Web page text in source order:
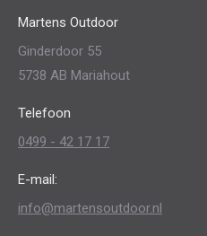
Martens Outdoor
Ginderdoor 55
5738 AB Mariahout
Telefoon
0499 - 42 17 17
E-mail:
info@martensoutdoor.nl